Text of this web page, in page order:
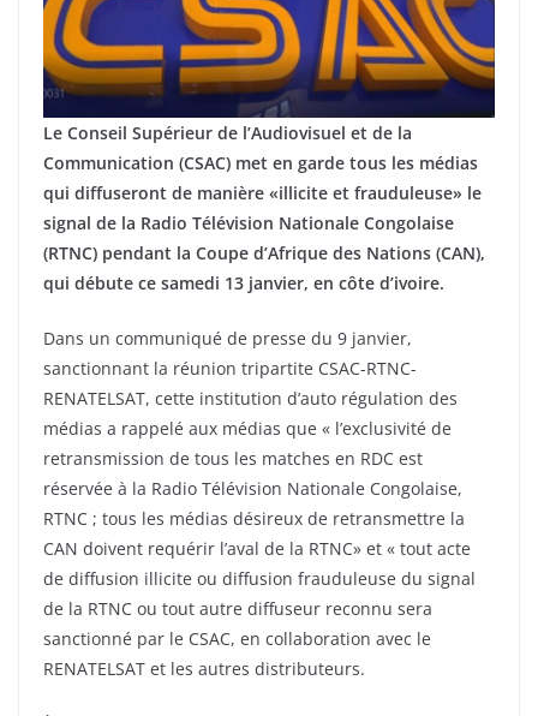
Le Conseil Supérieur de l’Audiovisuel et de la
Communication (CSAC) met en garde tous les médias
qui diffuseront de manière «illicite et frauduleuse» le
signal de la Radio Télévision Nationale Congolaise
(RTNC) pendant la Coupe d’Afrique des Nations (CAN),
qui débute ce samedi 13 janvier, en côte d’ivoire.
Dans un communiqué de presse du 9 janvier,
sanctionnant la réunion tripartite CSAC-RTNC-
RENATELSAT, cette institution d’auto régulation des
médias a rappelé aux médias que « l’exclusivité de
retransmission de tous les matches en RDC est
réservée à la Radio Télévision Nationale Congolaise,
RTNC ; tous les médias désireux de retransmettre la
CAN doivent requérir l’aval de la RTNC» et « tout acte
de diffusion illicite ou diffusion frauduleuse du signal
de la RTNC ou tout autre diffuseur reconnu sera
sanctionné par le CSAC, en collaboration avec le
RENATELSAT et les autres distributeurs.